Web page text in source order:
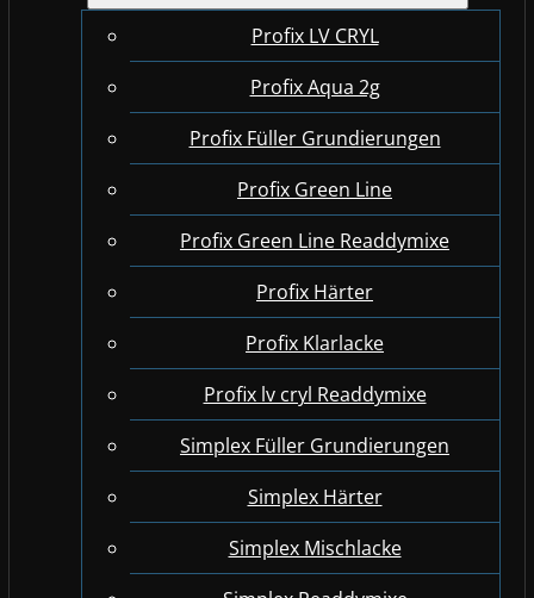
Profix LV CRYL
Profix Aqua 2g
Profix Füller Grundierungen
Profix Green Line
Profix Green Line Readdymixe
Profix Härter
Profix Klarlacke
Profix lv cryl Readdymixe
Simplex Füller Grundierungen
Simplex Härter
Simplex Mischlacke